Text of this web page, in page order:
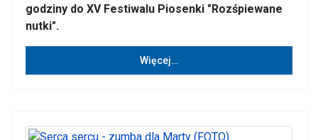
godziny do XV Festiwalu Piosenki "Rozśpiewane
nutki".
Więcej…